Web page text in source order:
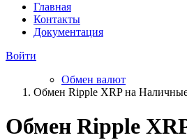
Главная
Контакты
Документация
Войти
Обмен валют
Обмен Ripple XRP на
Обмен Ripple